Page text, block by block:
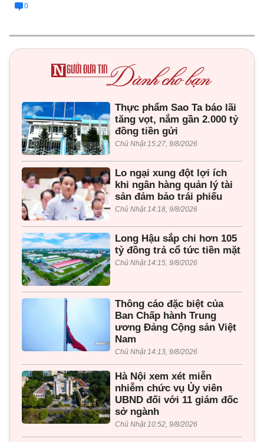
0
Thực phẩm Sao Ta báo lãi
tăng vọt, nắm gần 2.000 tỷ
đồng tiền gửi
Chủ Nhật 15:27, 9/8/2026
Lo ngại xung đột lợi ích
khi ngân hàng quản lý tài
sản đảm bảo trái phiếu
Chủ Nhật 14:18, 9/8/2026
Long Hậu sắp chi hơn 105
tỷ đồng trả cổ tức tiền mặt
Chủ Nhật 14:15, 9/8/2026
Thông cáo đặc biệt của
Ban Chấp hành Trung
ương Đảng Cộng sản Việt
Nam
Chủ Nhật 14:13, 9/8/2026
Hà Nội xem xét miễn
nhiễm chức vụ Ủy viên
UBND đối với 11 giám đốc
sở ngành
Chủ Nhật 10:52, 9/8/2026